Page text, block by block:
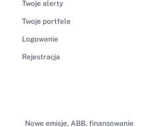
Nowe emisje, ABB, finansowanie
Twoje alerty
Twoje portfele
Logowanie
Rejestracja